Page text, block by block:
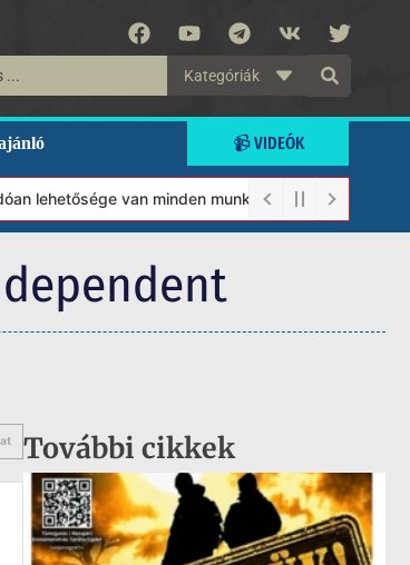
Kategóriák
📹 VIDEÓK
van minden munkánkat segíteni kívánó
További cikkek